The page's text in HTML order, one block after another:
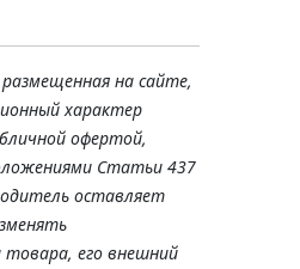
на сайте,
характер
офертой,
Статьи 437
оставляет
его внешний